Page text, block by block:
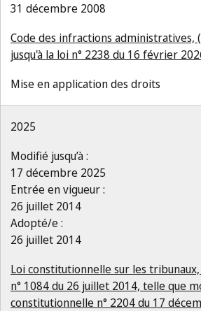
31 décembre 2008
Code des infractions administratives,
jusqu'à la loi n° 2238 du 16 février
Mise en application des droits
2025
Modifié jusqu’à :
17 décembre 2025
Entrée en vigueur :
26 juillet 2014
Adopté/e :
26 juillet 2014
Loi constitutionnelle sur les
n° 1084 du 26 juillet 2014, telle que
constitutionnelle n° 2204 du 17